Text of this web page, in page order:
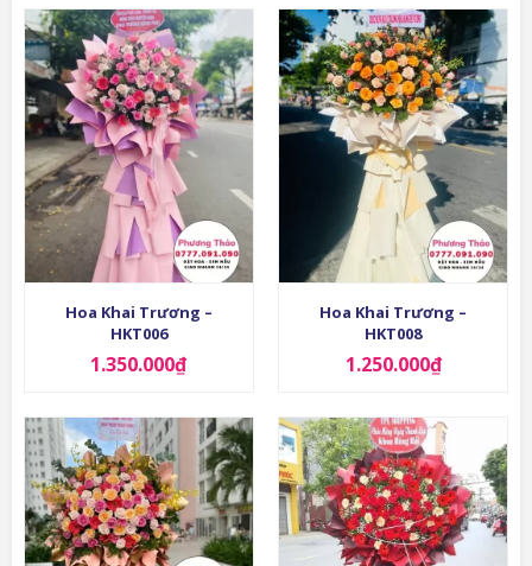
Hoa Khai Trương –
HKT006
1.350.000₫
Hoa Khai Trương –
HKT008
1.250.000₫